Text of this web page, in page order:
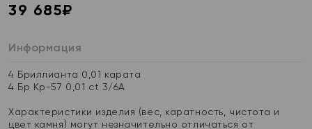
39 685₽
Информация
4 Бриллианта 0,01 карата
4 Бр Кр-57 0,01 ct 3/6А
Характеристики изделия (вес, каратность, чистота и
цвет камня) могут незначительно отличаться от